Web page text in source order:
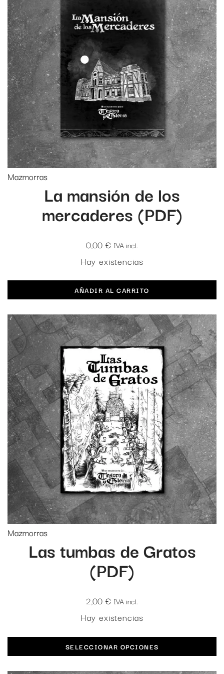
Mazmorras
La mansión de los
mercaderes (PDF)
0,00€ IVA incl.
Hay existencias
AÑADIR AL CARRITO
Mazmorras
Las tumbas de Gratos
(PDF)
2,00€ IVA incl.
Hay existencias
SELECCIONAR OPCIONES